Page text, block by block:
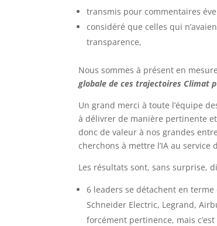
transmis pour commentaires
considéré que celles qui
transparence,
Nous sommes à présent en
globale de ces trajectoires Climat
Un grand merci à toute l’équipe
à délivrer de manière pertinente
donc de valeur à nos grandes
cherchons à mettre l’IA au service
Les résultats sont, sans surprise,
6 leaders se détachent en
Schneider Electric, Legrand,
forcément pertinence, mais